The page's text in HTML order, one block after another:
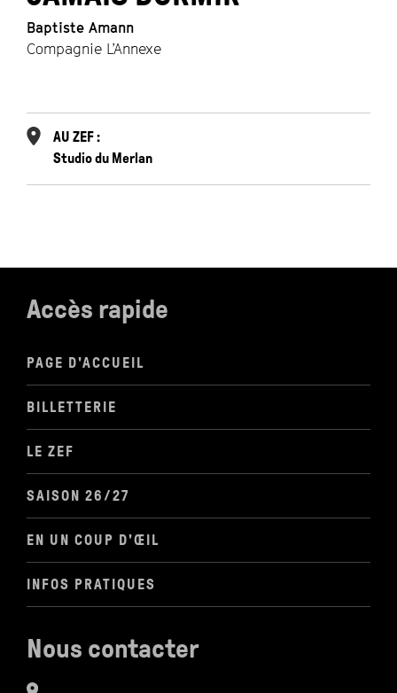
Baptiste Amann
Compagnie L’Annexe
AU ZEF :
Studio du Merlan
Accès rapide
PAGE D'ACCUEIL
BILLETTERIE
LE ZEF
SAISON 26/27
EN UN COUP D'ŒIL
INFOS PRATIQUES
Nous contacter